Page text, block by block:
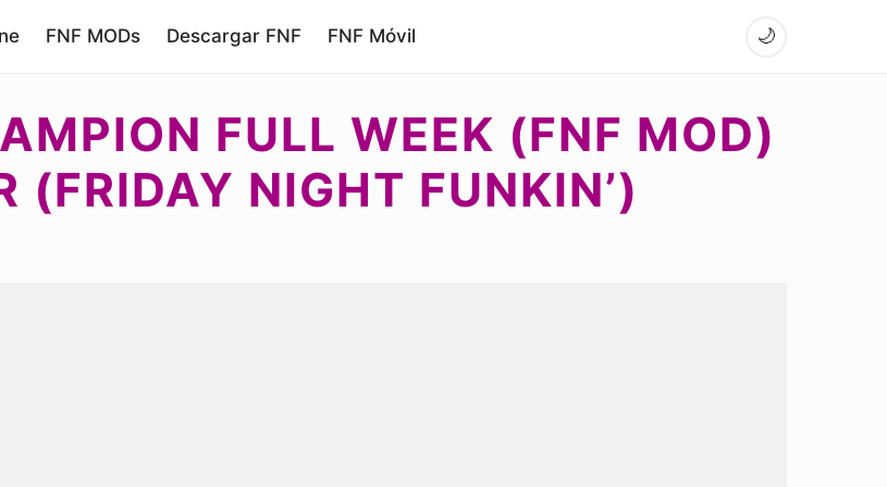
FNF MODs Descargar FNF FNF Móvil 🌙
FULL WEEK (FNF MOD)
(FRIDAY NIGHT FUNKIN’)